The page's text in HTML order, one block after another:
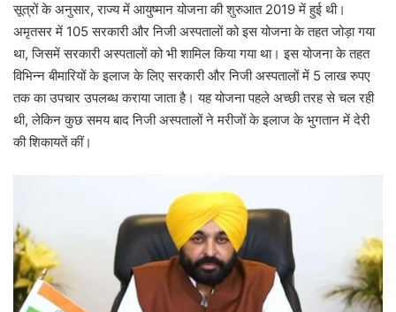
सूत्रों के अनुसार, राज्य में आयुष्मान योजना की शुरुआत 2019 में हुई थी।
अमृतसर में 105 सरकारी और निजी अस्पतालों को इस योजना के तहत जोड़ा गया
था, जिसमें सरकारी अस्पतालों को भी शामिल किया गया था। इस योजना के तहत
विभिन्न बीमारियों के इलाज के लिए सरकारी और निजी अस्पतालों में 5 लाख रुपए
तक का उपचार उपलब्ध कराया जाता है। यह योजना पहले अच्छी तरह से चल रही
थी, लेकिन कुछ समय बाद निजी अस्पतालों ने मरीजों के इलाज के भुगतान में देरी
की शिकायतें कीं।